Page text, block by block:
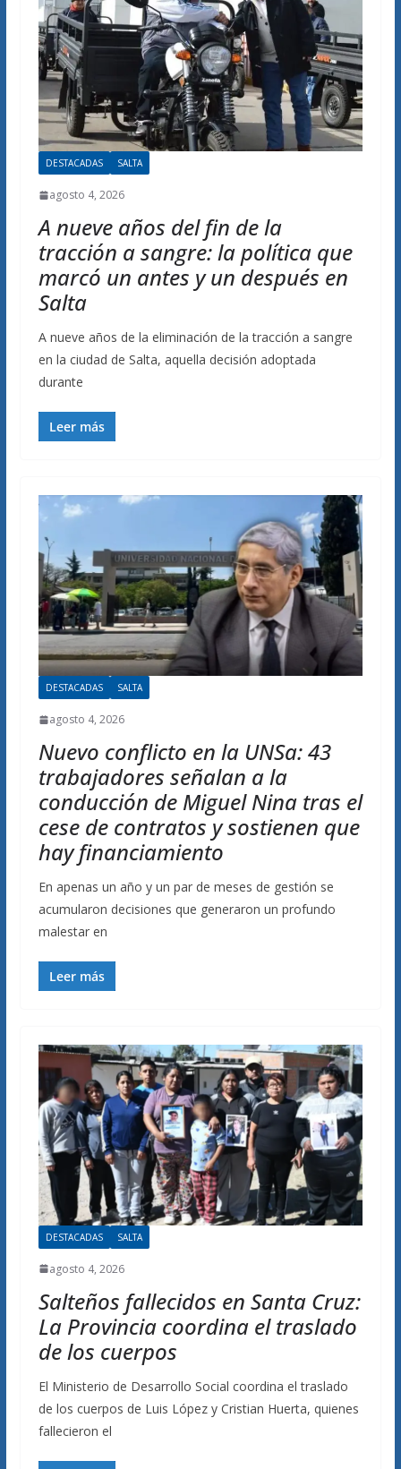
DESTACADAS SALTA
agosto 4, 2026
A nueve años del fin de la
tracción a sangre: la política que
marcó un antes y un después en
Salta
A nueve años de la eliminación de la tracción a sangre
en la ciudad de Salta, aquella decisión adoptada
durante
Leer más
DESTACADAS SALTA
agosto 4, 2026
Nuevo conflicto en la UNSa: 43
trabajadores señalan a la
conducción de Miguel Nina tras el
cese de contratos y sostienen que
hay financiamiento
En apenas un año y un par de meses de gestión se
acumularon decisiones que generaron un profundo
malestar en
Leer más
DESTACADAS SALTA
agosto 4, 2026
Salteños fallecidos en Santa Cruz:
La Provincia coordina el traslado
de los cuerpos
El Ministerio de Desarrollo Social coordina el traslado
de los cuerpos de Luis López y Cristian Huerta, quienes
fallecieron el